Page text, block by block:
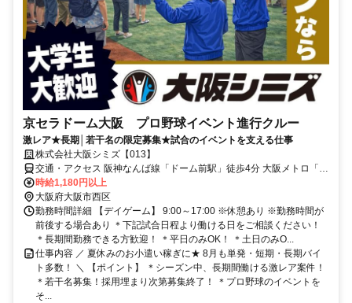
京セラドーム大阪 プロ野球イベント進行クルー
激レア★長期│若干名の限定募集★試合のイベントを支える仕事
株式会社大阪シミズ【013】
交通・アクセス 阪神なんば線「ドーム前駅」徒歩4分 大阪メトロ「ド
ーム前千代崎駅」徒歩4分 大阪環状線「大正駅」徒歩8分
時給1,180円以上
大阪府大阪市西区
勤務時間詳細 【デイゲーム】 9:00～17:00 ※休憩あり ※勤務時間が
前後する場合あり ＊下記試合日程より働ける日をご相談ください！
＊長期間勤務できる方歓迎！ ＊平日のみOK！ ＊土日のみO...
仕事内容 ／ 夏休みのお小遣い稼ぎに★ 8月も単発・短期・長期バイ
ト多数！ ＼ 【ポイント】 ＊シーズン中、長期間働ける激レア案件！
＊若干名募集！採用埋まり次第募集終了！ ＊プロ野球のイベントを
そ...